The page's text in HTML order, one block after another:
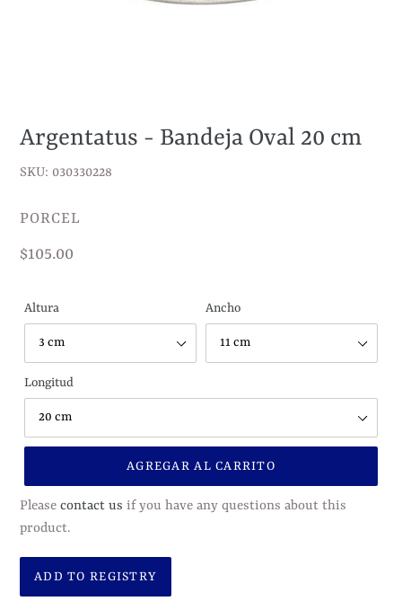
Argentatus - Bandeja Oval 20 cm
SKU: 030330228
VENDEDOR
PORCEL
Precio
$105.00
Altura Ancho
Longitud
AGREGAR AL CARRITO
Please contact us if you have any questions about this
product.